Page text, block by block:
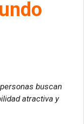
buscan
atractiva y